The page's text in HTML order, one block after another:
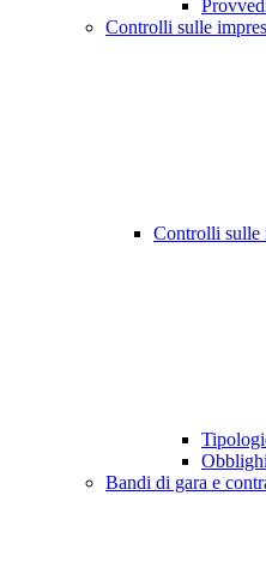
Controlli sulle
Controlli sulle
Bandi di gara e